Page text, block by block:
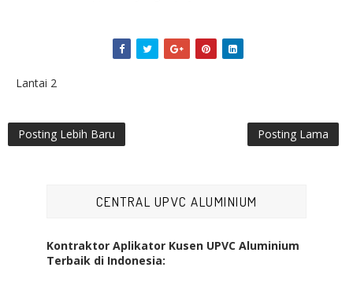
Lantai 2
Posting Lebih Baru Posting Lama
CENTRAL UPVC ALUMINIUM
Kontraktor Aplikator Kusen UPVC Aluminium
Terbaik di Indonesia: